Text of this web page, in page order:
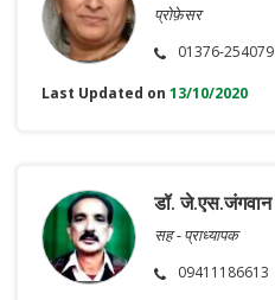
प्रोफ़ेसर
01376-254079
Last Updated on 13/10/2020
डॉ. जे.एस.जंगवान
सह - प्राध्यापक
09411186613